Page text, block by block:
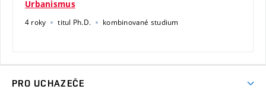
Urbanismus
4 roky titul Ph.D. kombinované studium
PRO UCHAZEČE